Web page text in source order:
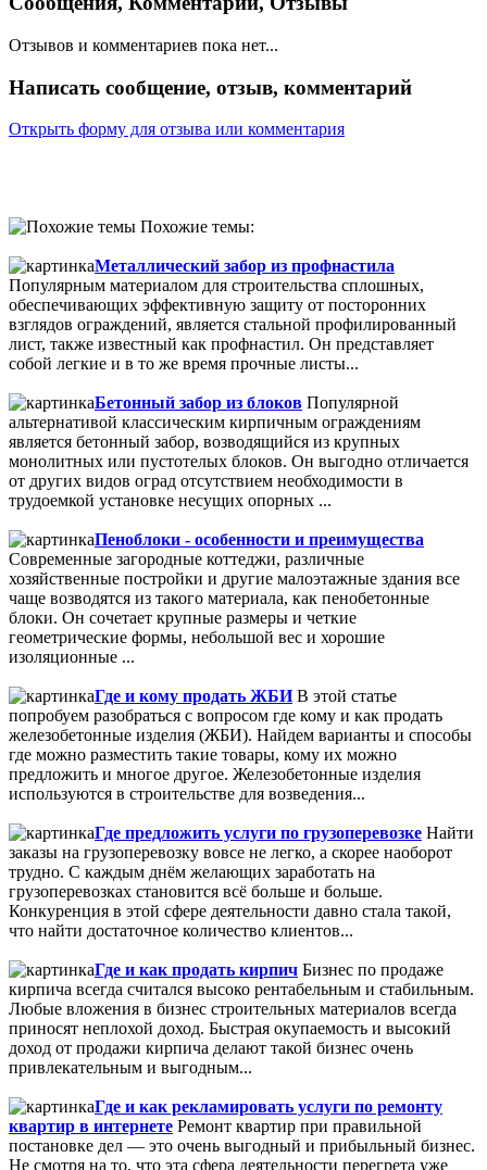
Отзывов и комментариев пока нет...
Написать сообщение, отзыв, комментарий
Открыть форму для отзыва или комментария
Похожие темы:
Металлический забор из профнастила
Популярным материалом для строительства сплошных,
обеспечивающих эффективную защиту от посторонних
взглядов ограждений, является стальной профилированный
лист, также известный как профнастил. Он представляет
собой легкие и в то же время прочные листы...
Бетонный забор из блоков Популярной
альтернативой классическим кирпичным ограждениям
является бетонный забор, возводящийся из крупных
монолитных или пустотелых блоков. Он выгодно отличается
от других видов оград отсутствием необходимости в
трудоемкой установке несущих опорных ...
Пеноблоки - особенности и преимущества
Современные загородные коттеджи, различные
хозяйственные постройки и другие малоэтажные здания все
чаще возводятся из такого материала, как пенобетонные
блоки. Он сочетает крупные размеры и четкие
геометрические формы, небольшой вес и хорошие
изоляционные ...
Где и кому продать ЖБИВ этой статье
попробуем разобраться с вопросом где кому и как продать
железобетонные изделия (ЖБИ). Найдем варианты и способы
где можно разместить такие товары, кому их можно
предложить и многое другое. Железобетонные изделия
используются в строительстве для возведения...
Где предложить услуги по грузоперевозке Найти
заказы на грузоперевозку вовсе не легко, а скорее наоборот
трудно. С каждым днём желающих заработать на
грузоперевозках становится всё больше и больше.
Конкуренция в этой сфере деятельности давно стала такой,
что найти достаточное количество клиентов...
Где и как продать кирпич Бизнес по продаже
кирпича всегда считался высоко рентабельным и стабильным.
Любые вложения в бизнес строительных материалов всегда
приносят неплохой доход. Быстрая окупаемость и высокий
доход от продажи кирпича делают такой бизнес очень
привлекательным и выгодным...
Где и как рекламировать услуги по ремонту
квартир в интернете Ремонт квартир при правильной
постановке дел — это очень выгодный и прибыльный бизнес.
Не смотря на то, что эта сфера деятельности перегрета уже